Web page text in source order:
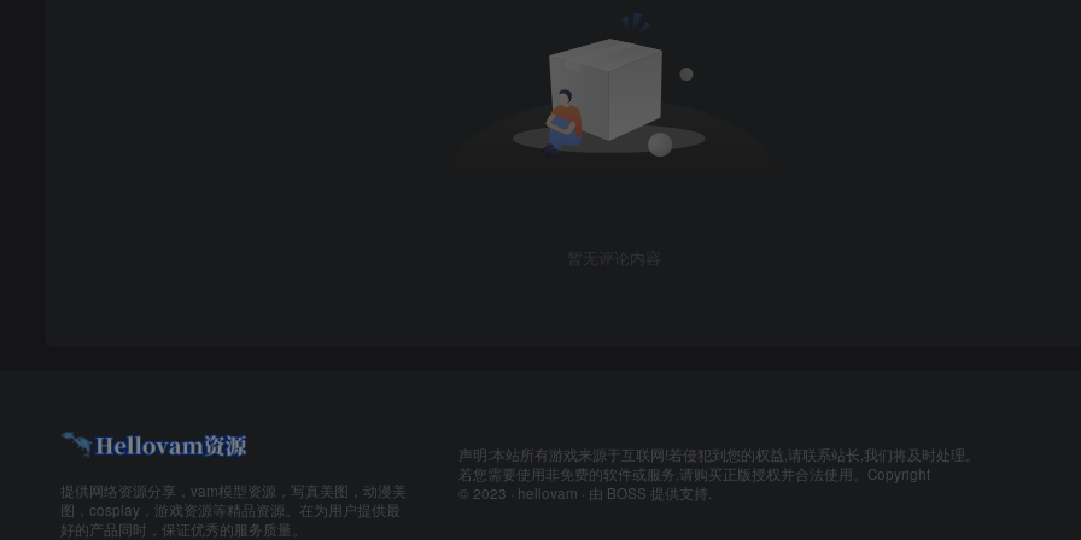
暂无评论内容
提供网络资源分享，vam模型资源，写真美图，动漫美
图，cosplay，游戏资源等精品资源。在为用户提供最
好的产品同时，保证优秀的服务质量。
声明:本站所有游戏来源于互联网!若侵犯到您的权益,请联系站长,我们将及时处理。
若您需要使用非免费的软件或服务,请购买正版授权并合法使用。Copyright
© 2023 · hellovam · 由 BOSS 提供支持.